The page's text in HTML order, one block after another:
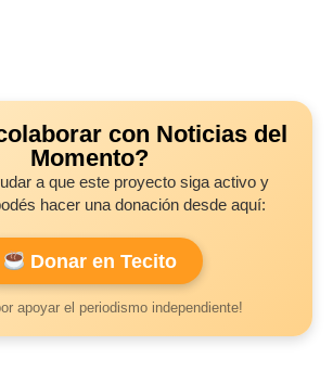
con Noticias del
Momento?
a que este proyecto siga activo y
hacer una donación desde aquí:
Donar en Tecito
apoyar el periodismo independiente!